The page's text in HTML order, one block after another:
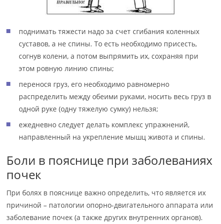
поднимать тяжести надо за счет сгибания коленных
суставов, а не спины. То есть необходимо присесть,
согнув колени, а потом выпрямить их, сохраняя при
этом ровную линию спины;
перенося груз, его необходимо равномерно
распределить между обеими руками, носить весь груз в
одной руке (одну тяжелую сумку) нельзя;
ежедневно следует делать комплекс упражнений,
направленный на укрепление мышц живота и спины.
Боли в пояснице при заболеваниях
почек
При болях в пояснице важно определить, что является их
причиной – патологии опорно-двигательного аппарата или
заболевание почек (а также других внутренних органов).